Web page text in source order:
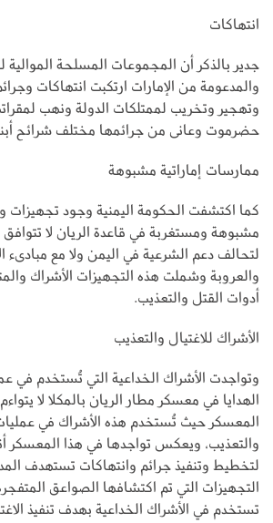
انتهاكات
جدير بالذكر أن المجموعات المسلحة الموالية
والمدعومة من الإمارات ارتكبت انتهاكات
وتهجير وتخريب لممتلكات الدولة ونهب
حضرموت وعانى من جرائمها مختلف شرائح
ممارسات إماراتية مشبوهة
كما اكتشفت الحكومة اليمنية وجود تجهيزات
مشبوهة ومستغربة في قاعدة الريان لا تتوافق
لتحالف دعم الشرعية في اليمن ولا مع مبادىء
والعروبة وشملت هذه التجهيزات الأشراك
أدوات القتل والتعذيب.
الأشراك للاغتيال والتعذيب
وتواجدت الأشراك الخداعية التي تُستخدم في
الهدايا في معسكر مطار الريان بالمكلا لا
المعسكر حيث تُستخدم هذه الأشراك في عمليات
والتعذيب، ويعكس تواجدها في هذا المعسكر
لتخطيط وتنفيذ جرائم وانتهاكات تستهدف
التجهيزات التي تم اكتشافها الصواعق
تستخدم في الأشراك الخداعية بهدف تنفيذ